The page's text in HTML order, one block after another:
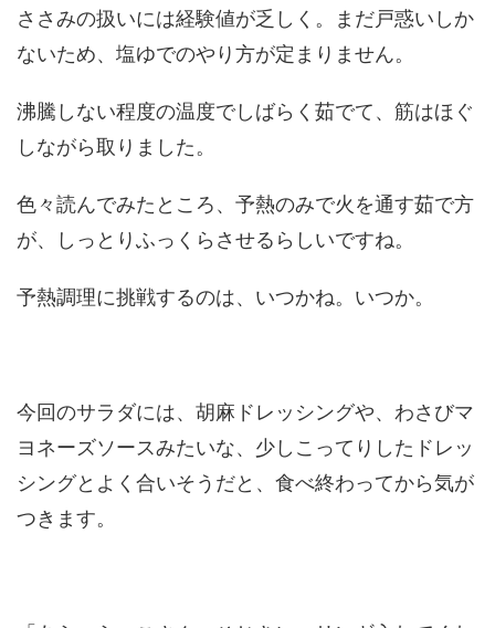
ささみの扱いには経験値が乏しく。まだ戸惑いしか
ないため、塩ゆでのやり方が定まりません。
沸騰しない程度の温度でしばらく茹でて、筋はほぐ
しながら取りました。
色々読んでみたところ、予熱のみで火を通す茹で方
が、しっとりふっくらさせるらしいですね。
予熱調理に挑戦するのは、いつかね。いつか。
今回のサラダには、胡麻ドレッシングや、わさびマ
ヨネーズソースみたいな、少しこってりしたドレッ
シングとよく合いそうだと、食べ終わってから気が
つきます。